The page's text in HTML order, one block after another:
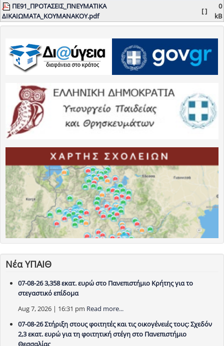
ΠΕ91_ΠΡΟΤΑΣΕΙΣ_ΠΝΕΥΜΑΤΙΚΑ
ΔΙΚΑΙΩΜΑΤΑ_ΚΟΥΜΑΝΑΚΟΥ.pdf
[ ]
0
kB
Νέα ΥΠΑΙΘ
07-08-26 3,358 εκατ. ευρώ στο Πανεπιστήμιο Κρήτης για το
στεγαστικό επίδομα
Aug 7, 2026 | 16:31 pm Read more...
07-08-26 Στήριξη στους φοιτητές και τις οικογένειές τους: Σχεδόν
2,3 εκατ. ευρώ για τη φοιτητική στέγη στο Πανεπιστήμιο
Θεσσαλίας